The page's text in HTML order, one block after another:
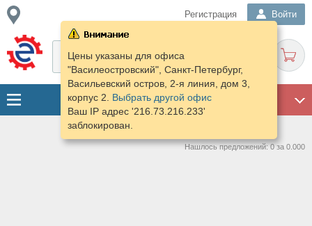
Регистрация Войти
Цены указаны для офиса
"Василеостровский", Санкт-Петербург,
Васильевский остров, 2-я линия, дом 3,
корпус 2. Выбрать другой офис
Ваш IP адрес '216.73.216.233'
заблокирован.
Нашлось предложений: 0 за 0.000